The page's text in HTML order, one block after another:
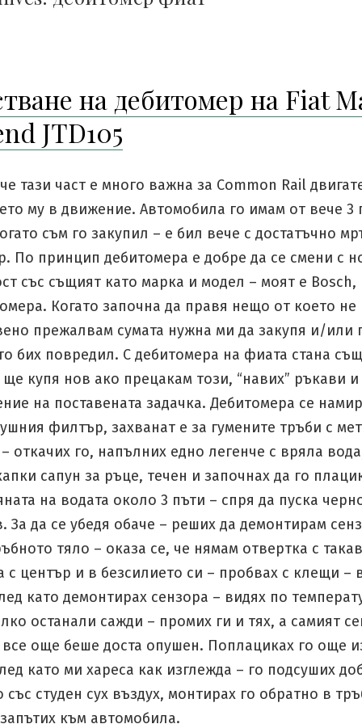
на дебитомер на Fiat
JTD105
тази част е много важна за Common Rail
му в движение. Автомобила го имам от вече 3
съм го закупил – е бил вече с достатъчно
По принцип дебитомера е добре да се смени с
със същият като марка и модел – моят е Bosch,
Когато започна да правя нещо от което не
прежалвам сумата нужна ми да закупя и/или
бих повредил. С дебитомера на фиата стана
купя нов ако прецакам този, “навих” ръкави и
на поставената задачка. Дебитомера се
филтър, захванат е за гумените тръби с
откачих го, напълних едно легенче с вряла
сапун за ръце, течен и започнах да го
на водата около 3 пъти – спря да пуска
За да се убедя обаче – реших да демонтирам
тяло – оказа се, че нямам отвертка с
с център и в безсилието си – пробвах с клещи –
като демонтирах сензора – видях по
останали сажди – промих ги и тях, а самият
все още беше доста опушен. Поплациках го още
като ми хареса как изглежда – го подсуших
със студен сух въздух, монтирах го обратно в
към автомобила.